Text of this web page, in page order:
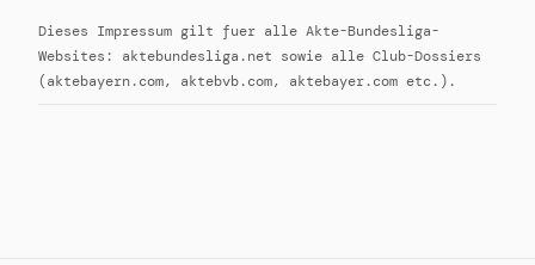
Dieses Impressum gilt fuer alle Akte-Bundesliga-
Websites: aktebundesliga.net sowie alle Club-Dossiers
(aktebayern.com, aktebvb.com, aktebayer.com etc.).